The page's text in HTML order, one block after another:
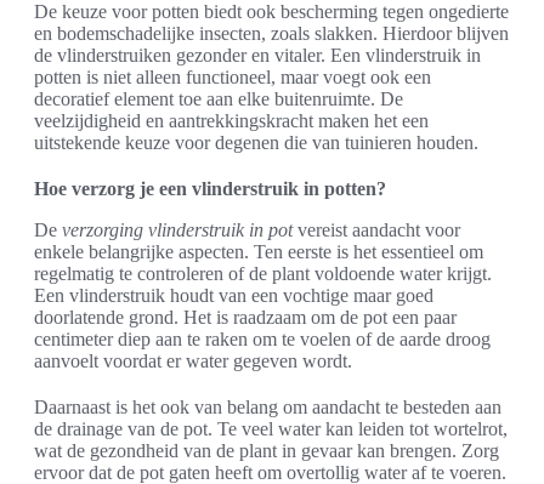
De keuze voor potten biedt ook bescherming tegen ongedierte
en bodemschadelijke insecten, zoals slakken. Hierdoor blijven
de vlinderstruiken gezonder en vitaler. Een vlinderstruik in
potten is niet alleen functioneel, maar voegt ook een
decoratief element toe aan elke buitenruimte. De
veelzijdigheid en aantrekkingskracht maken het een
uitstekende keuze voor degenen die van tuinieren houden.
Hoe verzorg je een vlinderstruik in potten?
De verzorging vlinderstruik in potvereist aandacht voor
enkele belangrijke aspecten. Ten eerste is het essentieel om
regelmatig te controleren of de plant voldoende water krijgt.
Een vlinderstruik houdt van een vochtige maar goed
doorlatende grond. Het is raadzaam om de pot een paar
centimeter diep aan te raken om te voelen of de aarde droog
aanvoelt voordat er water gegeven wordt.
Daarnaast is het ook van belang om aandacht te besteden aan
de drainage van de pot. Te veel water kan leiden tot wortelrot,
wat de gezondheid van de plant in gevaar kan brengen. Zorg
ervoor dat de pot gaten heeft om overtollig water af te voeren.